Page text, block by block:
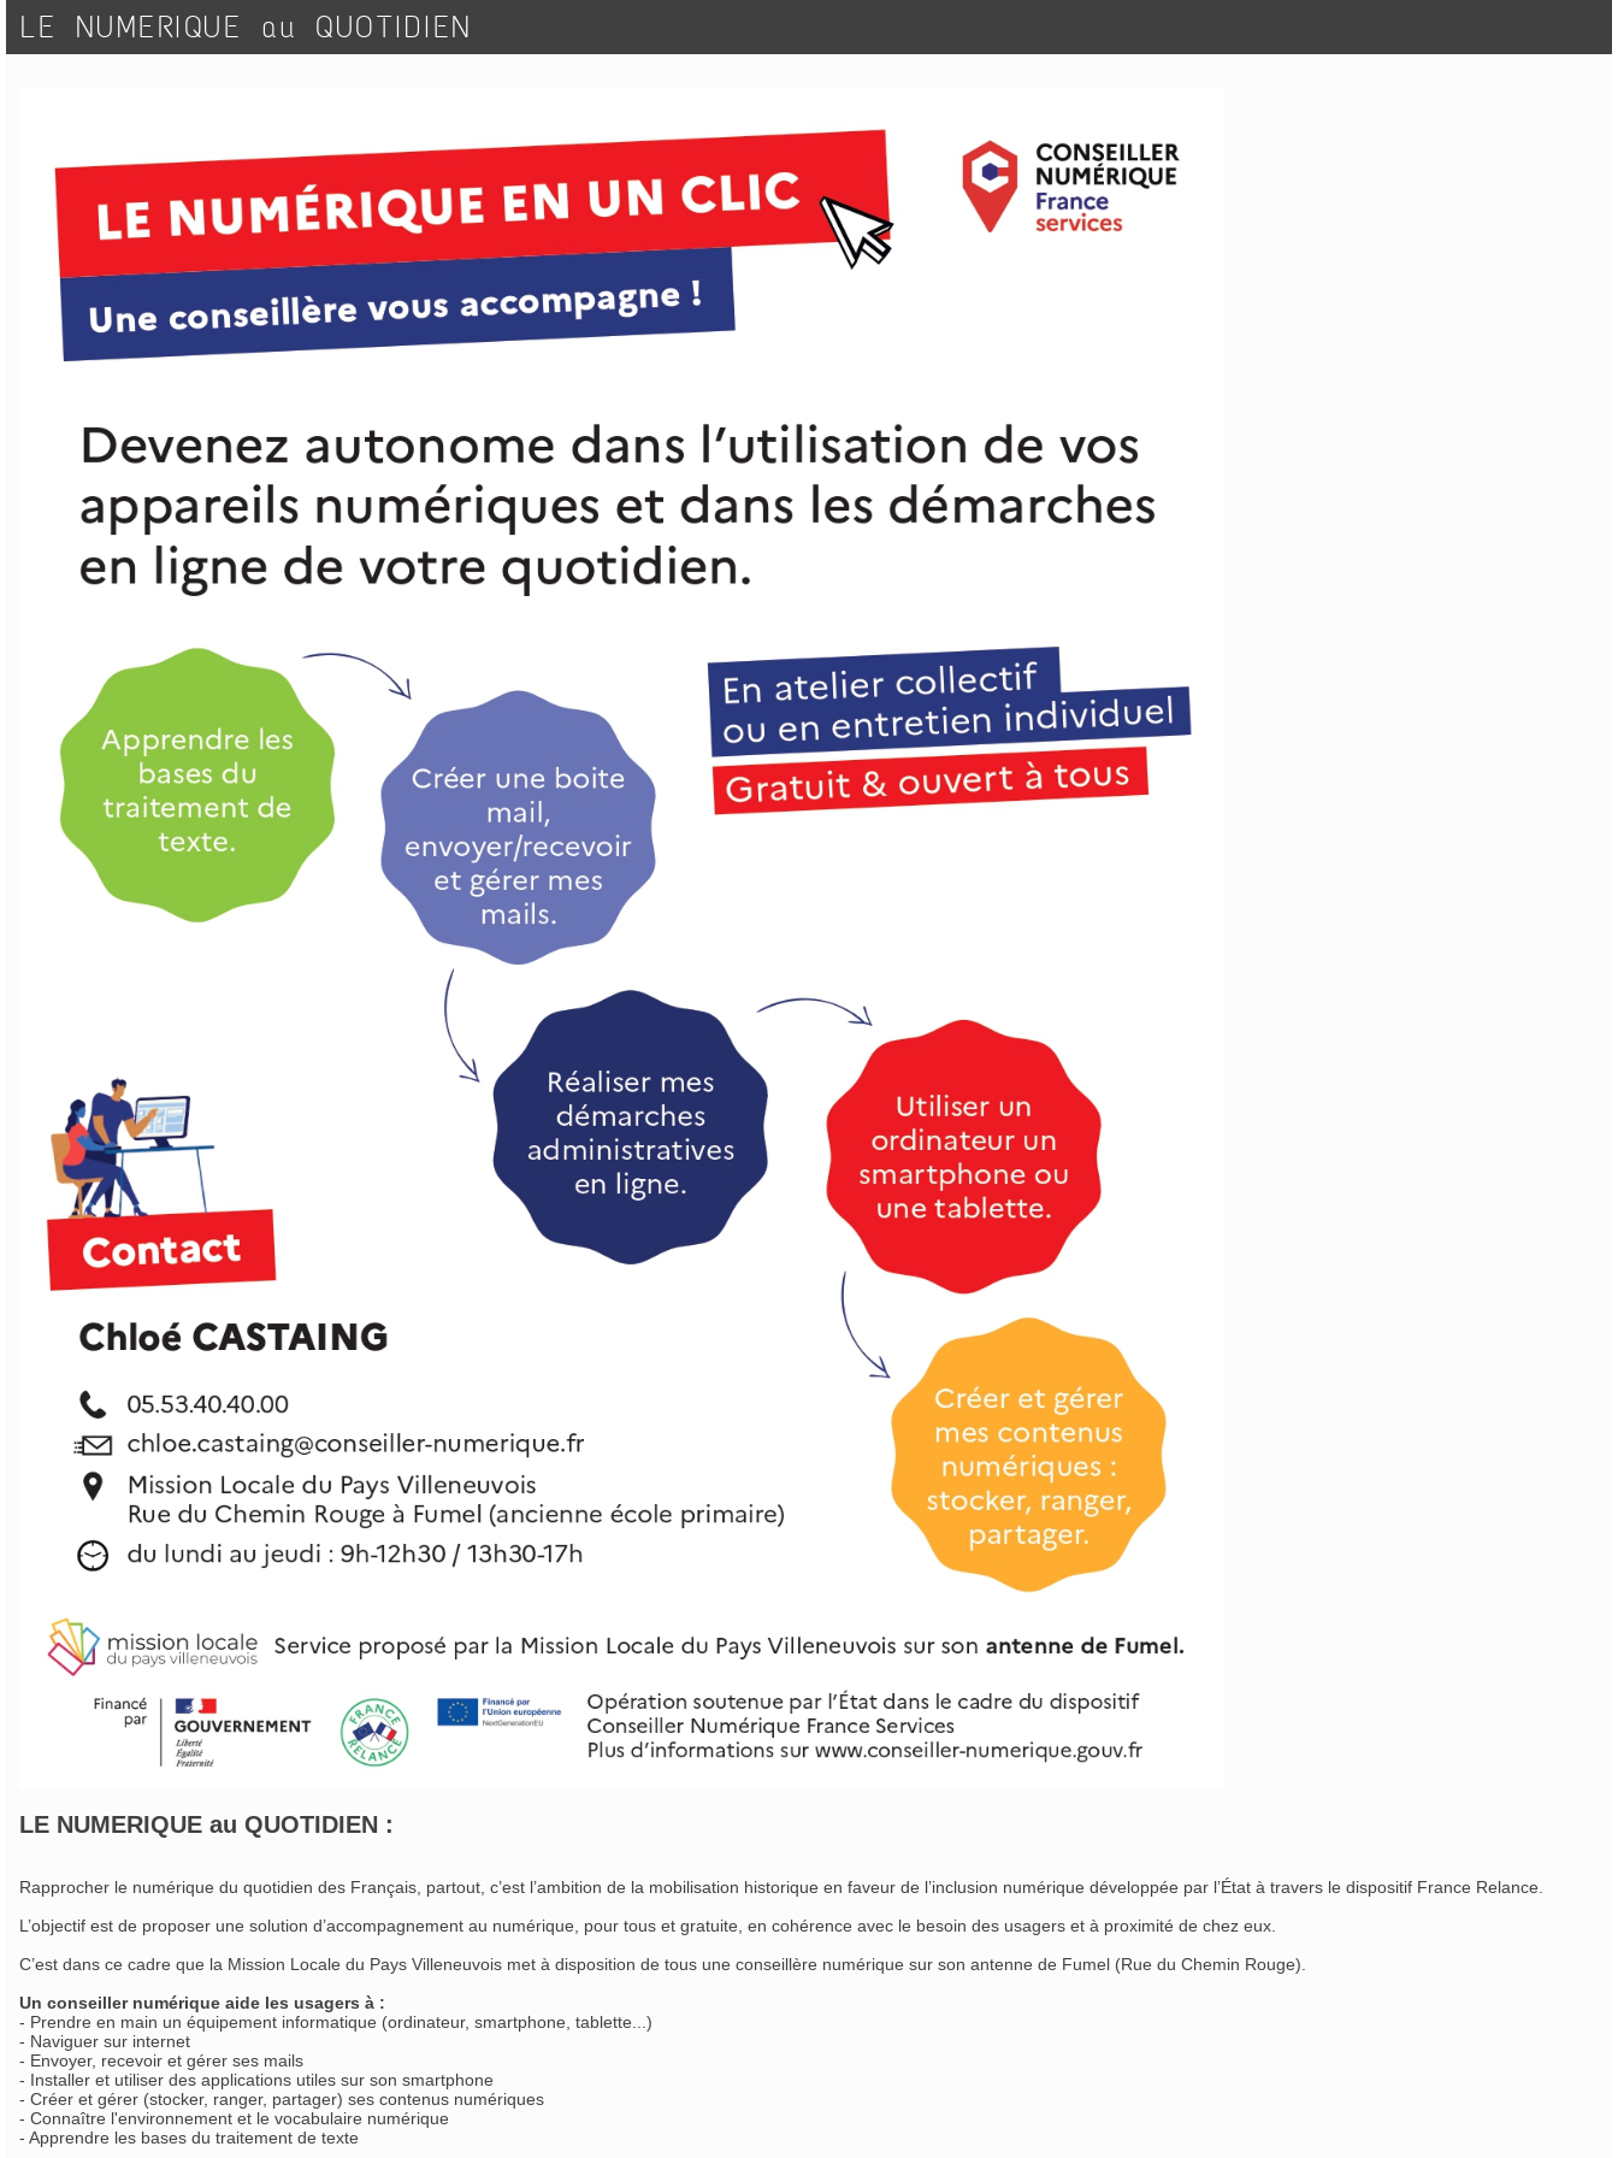
LE NUMERIQUE au QUOTIDIEN
LE NUMERIQUE au QUOTIDIEN :
Rapprocher le numérique du quotidien des Français, partout, c’est l’ambition de la mobilisation historique en faveur de l’inclusion numérique développée par l’État à travers le dispositif France Relance.
L’objectif est de proposer une solution d’accompagnement au numérique, pour tous et gratuite, en cohérence avec le besoin des usagers et à proximité de chez eux.
C’est dans ce cadre que la Mission Locale du Pays Villeneuvois met à disposition de tous une conseillère numérique sur son antenne de Fumel (Rue du Chemin Rouge).
Un conseiller numérique aide les usagers à :
- Prendre en main un équipement informatique (ordinateur, smartphone, tablette...)
- Naviguer sur internet
- Envoyer, recevoir et gérer ses mails
- Installer et utiliser des applications utiles sur son smartphone
- Créer et gérer (stocker, ranger, partager) ses contenus numériques
- Connaître l'environnement et le vocabulaire numérique
- Apprendre les bases du traitement de texte